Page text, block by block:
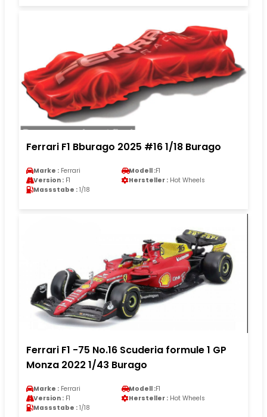
Ferrari F1 Bburago 2025 #16 1/18 Burago
Marke : Ferrari Modell :F1
Version : F1 Hersteller : Hot Wheels
Massstabe : 1/18
Ferrari F1 -75 No.16 Scuderia formule 1 GP
Monza 2022 1/43 Burago
Marke : Ferrari Modell :F1
Version : F1 Hersteller : Hot Wheels
Massstabe : 1/18